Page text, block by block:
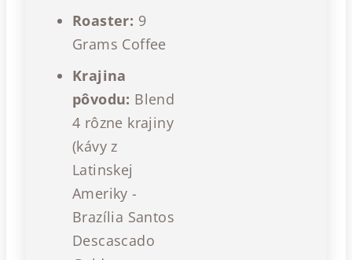
Roaster: 9
Grams Coffee
Krajina
pôvodu: Blend
4 rôzne krajiny
(kávy z
Latinskej
Ameriky -
Brazília Santos
Descascado